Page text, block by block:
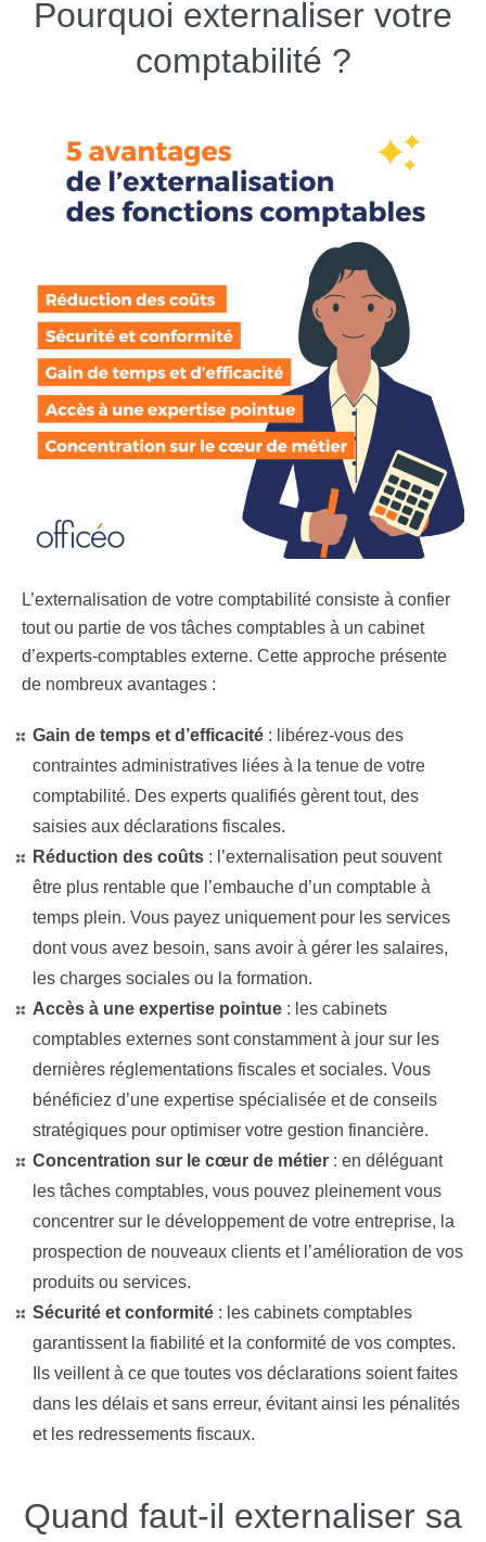
Pourquoi externaliser votre
comptabilité ?
L’externalisation de votre comptabilité consiste à confier
tout ou partie de vos tâches comptables à un cabinet
d’experts-comptables externe. Cette approche présente
de nombreux avantages :
Gain de temps et d’efficacité : libérez-vous des
contraintes administratives liées à la tenue de votre
comptabilité. Des experts qualifiés gèrent tout, des
saisies aux déclarations fiscales.
Réduction des coûts : l’externalisation peut souvent
être plus rentable que l’embauche d’un comptable à
temps plein. Vous payez uniquement pour les services
dont vous avez besoin, sans avoir à gérer les salaires,
les charges sociales ou la formation.
Accès à une expertise pointue : les cabinets
comptables externes sont constamment à jour sur les
dernières réglementations fiscales et sociales. Vous
bénéficiez d’une expertise spécialisée et de conseils
stratégiques pour optimiser votre gestion financière.
Concentration sur le cœur de métier : en déléguant
les tâches comptables, vous pouvez pleinement vous
concentrer sur le développement de votre entreprise, la
prospection de nouveaux clients et l’amélioration de vos
produits ou services.
Sécurité et conformité : les cabinets comptables
garantissent la fiabilité et la conformité de vos comptes.
Ils veillent à ce que toutes vos déclarations soient faites
dans les délais et sans erreur, évitant ainsi les pénalités
et les redressements fiscaux.
Quand faut-il externaliser sa